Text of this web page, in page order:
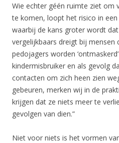
Wie echter géén ruimte ziet om
te komen, loopt het risico in
waarbij de kans groter wordt
vergelijkbaars dreigt bij mensen
pedojagers worden
kindermisbruiker en als gevolg
contacten om zich heen zien
gebeuren, merken wij in de
krijgen dat ze niets meer te
gevolgen van dien.”
Niet voor niets is het vormen